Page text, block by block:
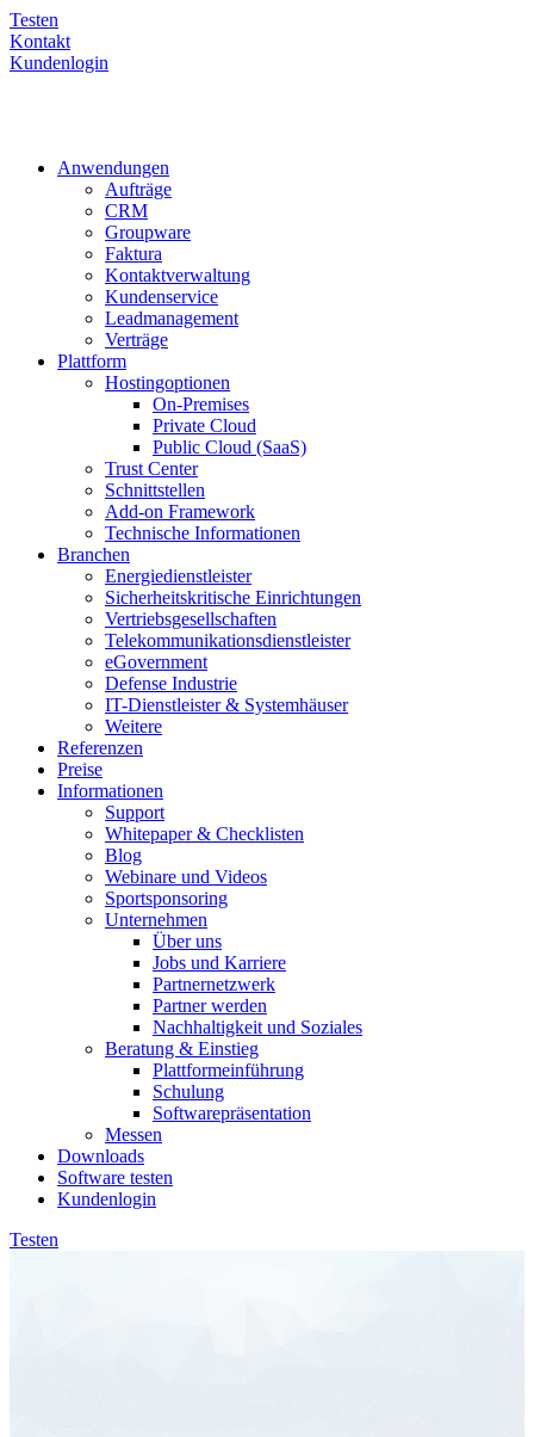
Testen
Kontakt
Kundenlogin
Anwendungen
Aufträge
CRM
Groupware
Faktura
Kontaktverwaltung
Kundenservice
Leadmanagement
Verträge
Plattform
Hostingoptionen
On-Premises
Private Cloud
Public Cloud (SaaS)
Trust Center
Schnittstellen
Add-on Framework
Technische Informationen
Branchen
Energiedienstleister
Sicherheitskritische Einrichtungen
Vertriebsgesellschaften
Telekommunikationsdienstleister
eGovernment
Defense Industrie
IT-Dienstleister & Systemhäuser
Weitere
Referenzen
Preise
Informationen
Support
Whitepaper & Checklisten
Blog
Webinare und Videos
Sportsponsoring
Unternehmen
Über uns
Jobs und Karriere
Partnernetzwerk
Partner werden
Nachhaltigkeit und Soziales
Beratung & Einstieg
Plattformeinführung
Schulung
Softwarepräsentation
Messen
Downloads
Software testen
Kundenlogin
Testen